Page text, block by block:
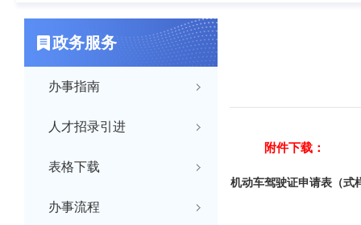
政务服务
办事指南
人才招录引进
表格下载
办事流程
附件下载：
机动车驾驶证申请表（式